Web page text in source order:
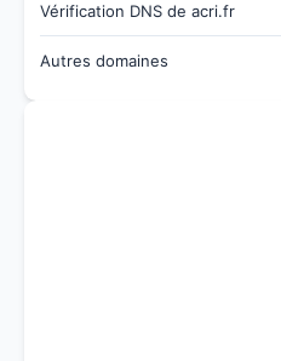
Vérification DNS de acri.fr
Autres domaines